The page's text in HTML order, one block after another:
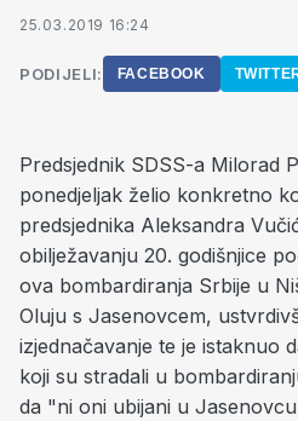
25.03.2019 16:24
PODIJELI: FACEBOOK
Predsjednik SDSS-a Milorad
ponedjeljak želio konkretno
predsjednika Aleksandra
obilježavanju 20. godišnjice
ova bombardiranja Srbije u
Oluju s Jasenovcem,
izjednačavanje te je istaknuo
koji su stradali u
da "ni oni ubijani u